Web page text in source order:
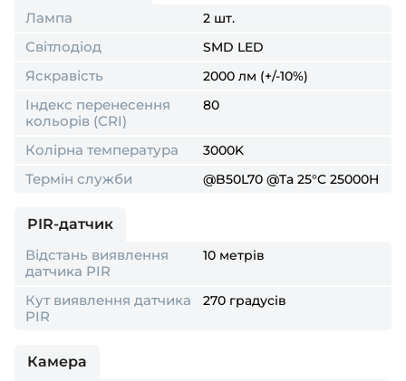
Лампа
2 шт.
Світлодіод SMD LED
Яскравість 2000 лм (+/-10%)
Індекс перенесення
кольорів (CRI)
80
Колірна температура 3000K
Термін служби @B50L70 @Ta 25°C 25000H
PIR-датчик
Відстань виявлення
датчика PIR
10 метрів
Кут виявлення датчика
PIR
270 градусів
Камера